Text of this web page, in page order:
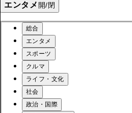
エンタメ 開/閉
総合
エンタメ
スポーツ
クルマ
ライフ・文化
社会
政治・国際